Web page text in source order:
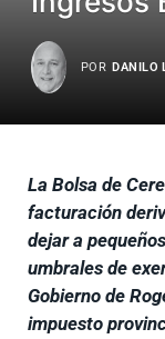
POR DANILO
La Bolsa de
facturación
dejar a
umbrales de
Gobierno de
impuesto